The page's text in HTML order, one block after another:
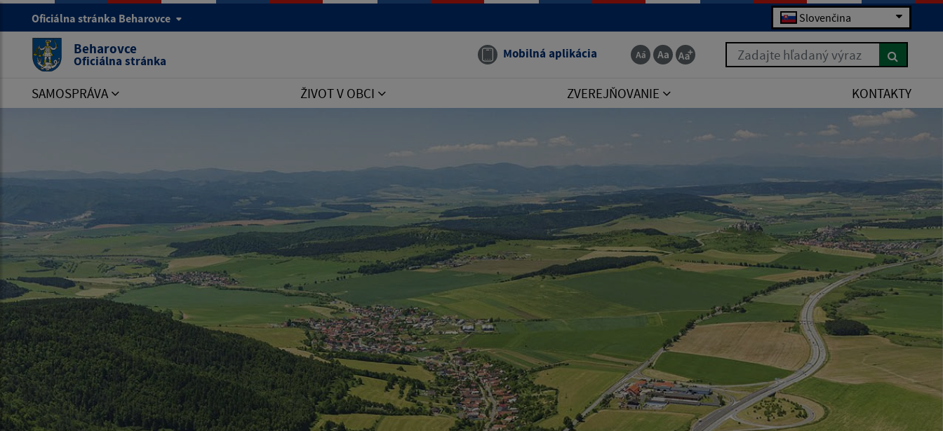
Oficiálna stránka Beharovce Slovenčina
Beharovce
Oficiálna stránka Mobilná aplikácia Zadajte hľadaný výraz
SAMOSPRÁVA ŽIVOT V OBCI ZVEREJŇOVANIE KONTAKTY